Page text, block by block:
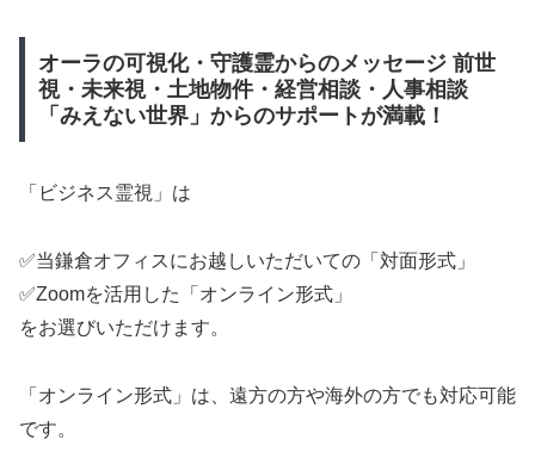
オーラの可視化・守護霊からのメッセージ 前世
視・未来視・土地物件・経営相談・人事相談
「みえない世界」からのサポートが満載！
「ビジネス霊視」は
✅当鎌倉オフィスにお越しいただいての「対面形式」
✅Zoomを活用した「オンライン形式」
をお選びいただけます。
「オンライン形式」は、遠方の方や海外の方でも対応可能
です。